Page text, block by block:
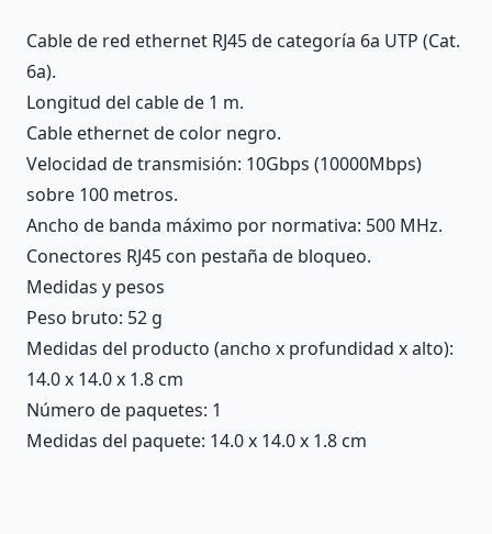
Cable de red ethernet RJ45 de categoría 6a UTP (Cat.
6a).
Longitud del cable de 1 m.
Cable ethernet de color negro.
Velocidad de transmisión: 10Gbps (10000Mbps)
sobre 100 metros.
Ancho de banda máximo por normativa: 500 MHz.
Conectores RJ45 con pestaña de bloqueo.
Medidas y pesos
Peso bruto: 52 g
Medidas del producto (ancho x profundidad x alto):
14.0 x 14.0 x 1.8 cm
Número de paquetes: 1
Medidas del paquete: 14.0 x 14.0 x 1.8 cm